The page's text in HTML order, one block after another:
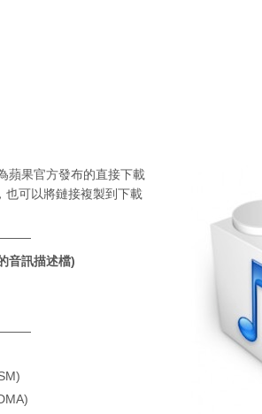
蘋果官方發布的直接下載
也可以將鏈接複製到下載
音訊描述檔)